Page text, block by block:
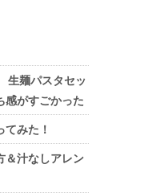
生麺パスタセッ
感がすごかった
みた！
＆汁なしアレン